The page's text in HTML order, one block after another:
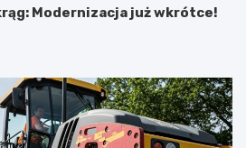
Modernizacja już wkrótce!